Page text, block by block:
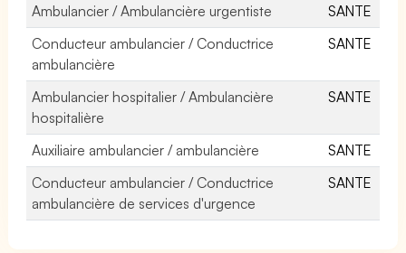
Ambulancier / Ambulancière urgentiste
SANTE
Conducteur ambulancier / Conductrice
ambulancière
SANTE
Ambulancier hospitalier / Ambulancière
hospitalière
SANTE
Auxiliaire ambulancier / ambulancière
SANTE
Conducteur ambulancier / Conductrice
ambulancière de services d'urgence
SANTE